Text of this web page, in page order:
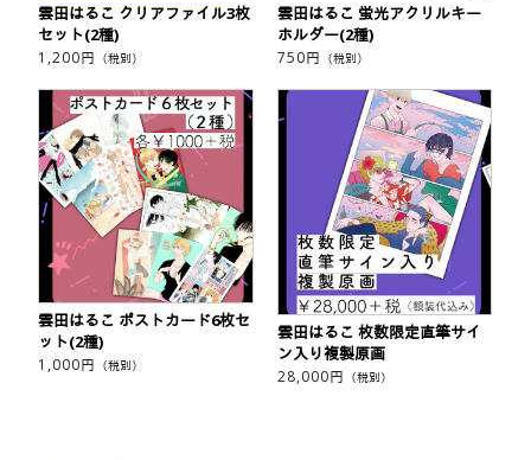
雲田はるこ クリアファイル3枚
セット(2種)
1,200円 （税別）
雲田はるこ 蛍光アクリルキー
ホルダー(2種)
750円 （税別）
雲田はるこ ポストカード6枚セ
ット(2種)
1,000円 （税別）
雲田はるこ 枚数限定直筆サイ
ン入り複製原画
28,000円 （税別）